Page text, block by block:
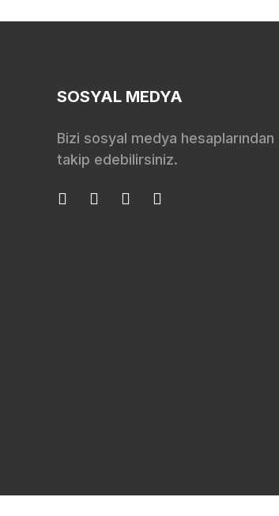
SOSYAL MEDYA
Bizi sosyal medya hesaplarından
takip edebilirsiniz.